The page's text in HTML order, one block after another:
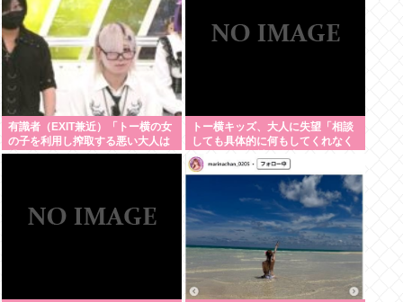
有識者（EXIT兼近）「トー横の女
の子を利用し搾取する悪い大人は
排除しないといけない」
トー横キッズ、大人に失望「相談
しても具体的に何もしてくれなく
て傷つく。福祉は自由が奪われ
る」